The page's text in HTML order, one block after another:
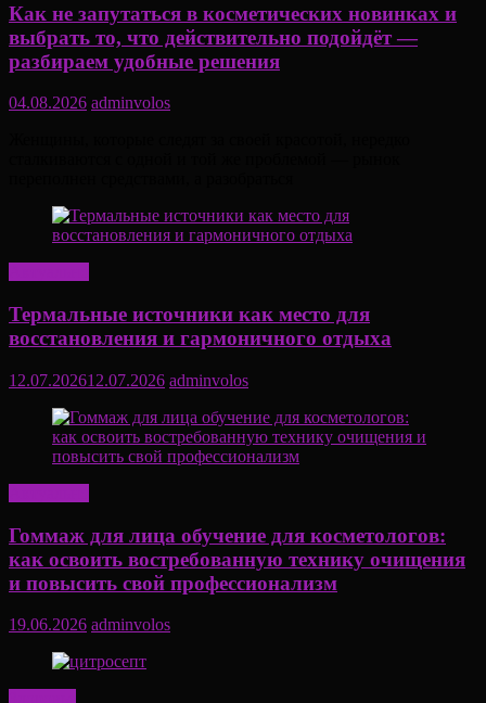
Как не запутаться в косметических новинках и
выбрать то, что действительно подойдёт —
разбираем удобные решения
04.08.2026 adminvolos
Термальные источники как место для
восстановления и гармоничного отдыха
12.07.202612.07.2026 adminvolos
Гоммаж для лица обучение для косметологов:
как освоить востребованную технику очищения
и повысить свой профессионализм
19.06.2026 adminvolos